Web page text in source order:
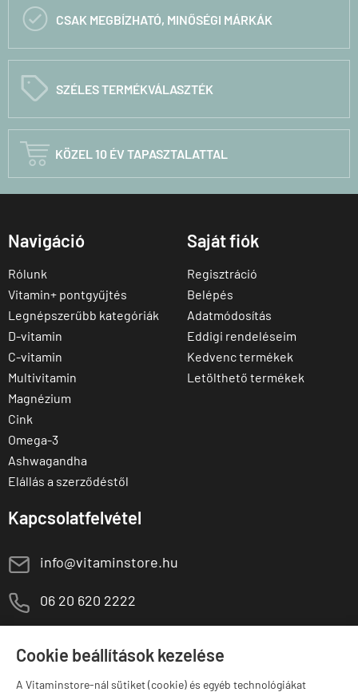
Cookie beállítások kezelése
A Vitaminstore-nál sütiket (cookie) és egyéb technológiákat
 CSAK MEGBÍZHATÓ, MINŐSÉGI MÁRKÁK
C SZÉLES TERMÉKVÁLASZTÉK
 KÖZEL 10 ÉV TAPASZTALATTAL
Navigáció
Rólunk
Vitamin+ pontgyűjtés
Legnépszerűbb kategóriák
D-vitamin
C-vitamin
Multivitamin
Magnézium
Cink
Omega-3
Ashwagandha
Elállás a szerződéstől
Saját fiók
Regisztráció
Belépés
Adatmódosítás
Eddigi rendeléseim
Kedvenc termékek
Letölthető termékek
Kapcsolatfelvétel
E info@vitaminstore.hu
M 06 20 620 2222
Szugló u. 83-85.